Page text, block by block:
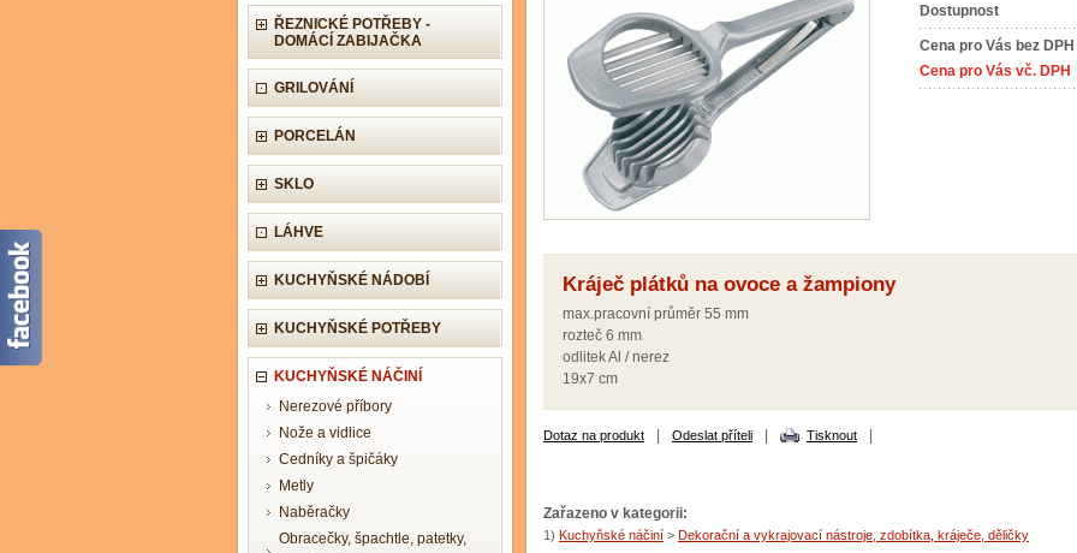
ŘEZNICKÉ POTŘEBY -
DOMÁCÍ ZABIJAČKA
GRILOVÁNÍ
PORCELÁN
SKLO
LÁHVE
KUCHYŇSKÉ NÁDOBÍ
KUCHYŇSKÉ POTŘEBY
KUCHYŇSKÉ NÁČINÍ
Nerezové příbory
Nože a vidlice
Cedníky a špičáky
Metly
Naběračky
Obracečky, špachtle, patetky,
Dostupnost
Cena pro Vás bez DPH
Cena pro Vás vč. DPH
Kráječ plátků na ovoce a žampiony
max.pracovní průměr 55 mm
rozteč 6 mm
odlitek Al / nerez
19x7 cm
Dotaz na produkt Odeslat příteli Tisknout
Zařazeno v kategorii:
1) Kuchyňské náčiní > Dekorační a vykrajovací nástroje, zdobítka, kráječe, děličky